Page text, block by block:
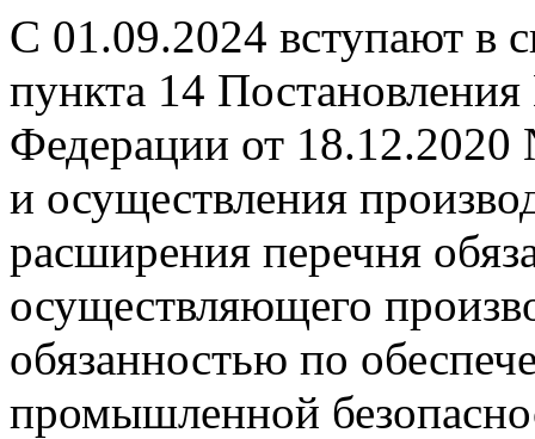
С 01.09.2024 вступают в
пункта 14
Федерации от
и осуществления
расширения перечня
осуществляющего
обязанностью по
промышленной